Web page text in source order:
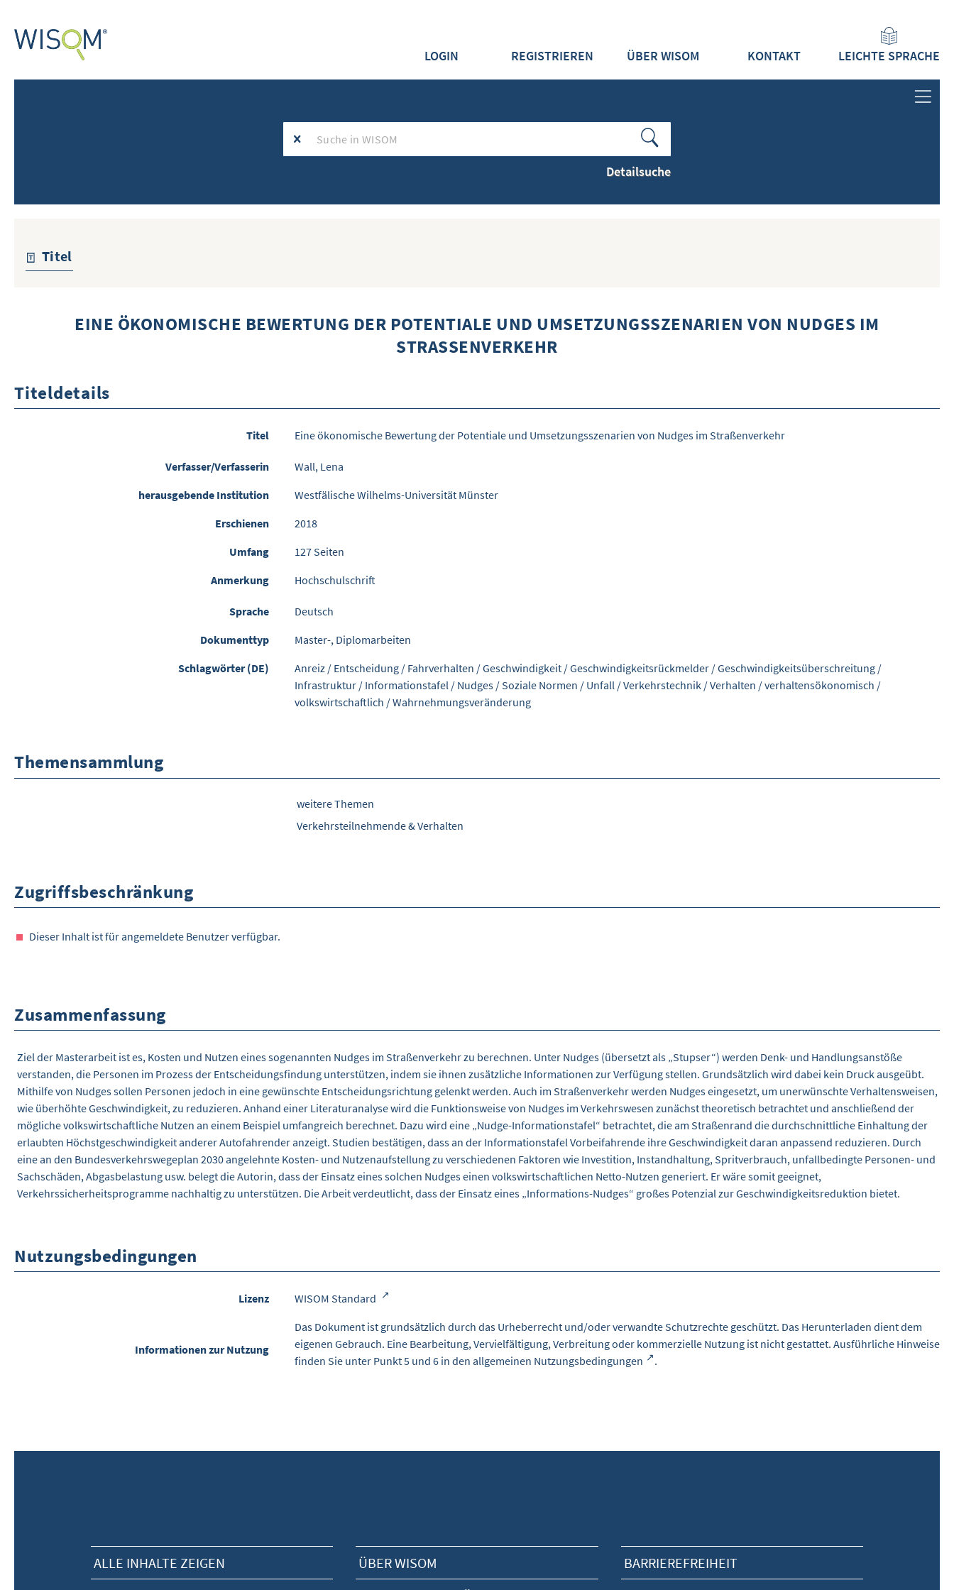
DETAILSUCHE
LOGIN REGISTRIEREN ÜBER WISOM KONTAKT LEICHTE SPRACHE
Detailsuche
Titel
EINE ÖKONOMISCHE BEWERTUNG DER POTENTIALE UND UMSETZUNGSSZENARIEN VON NUDGES IM
STRASSENVERKEHR
Titeldetails
Titel Eine ökonomische Bewertung der Potentiale und Umsetzungsszenarien von Nudges im Straßenverkehr
Verfasser/Verfasserin
Wall, Lena
herausgebende Institution
Westfälische Wilhelms-Universität Münster
Erschienen
2018
Umfang
127 Seiten
Anmerkung
Hochschulschrift
Sprache
Deutsch
Dokumenttyp
Master-, Diplomarbeiten
Schlagwörter (DE)
Anreiz / Entscheidung / Fahrverhalten /Geschwindigkeit /Geschwindigkeitsrückmelder /Geschwindigkeitsüberschreitung /
Infrastruktur / Informationstafel / Nudges / Soziale Normen / Unfall /Verkehrstechnik /Verhalten /verhaltensökonomisch /
volkswirtschaftlich /Wahrnehmungsveränderung
Themensammlung
weitere Themen
Verkehrsteilnehmende & Verhalten
Zugriffsbeschränkung
Dieser Inhalt ist für angemeldete Benutzer verfügbar.
Zusammenfassung
Ziel der Masterarbeit ist es, Kosten und Nutzen eines sogenannten Nudges im Straßenverkehr zu berechnen. Unter Nudges (übersetzt als „Stupser“) werden Denk- und Handlungsanstöße
verstanden, die Personen im Prozess der Entscheidungsfindung unterstützen, indem sie ihnen zusätzliche Informationen zur Verfügung stellen. Grundsätzlich wird dabei kein Druck ausgeübt.
Mithilfe von Nudges sollen Personen jedoch in eine gewünschte Entscheidungsrichtung gelenkt werden. Auch im Straßenverkehr werden Nudges eingesetzt, um unerwünschte Verhaltensweisen,
wie überhöhte Geschwindigkeit, zu reduzieren. Anhand einer Literaturanalyse wird die Funktionsweise von Nudges im Verkehrswesen zunächst theoretisch betrachtet und anschließend der
mögliche volkswirtschaftliche Nutzen an einem Beispiel umfangreich berechnet. Dazu wird eine „Nudge-Informationstafel“ betrachtet, die am Straßenrand die durchschnittliche Einhaltung der
erlaubten Höchstgeschwindigkeit anderer Autofahrender anzeigt. Studien bestätigen, dass an der Informationstafel Vorbeifahrende ihre Geschwindigkeit daran anpassend reduzieren. Durch
eine an den Bundesverkehrswegeplan 2030 angelehnte Kosten- und Nutzenaufstellung zu verschiedenen Faktoren wie Investition, Instandhaltung, Spritverbrauch, unfallbedingte Personen- und
Sachschäden, Abgasbelastung usw. belegt die Autorin, dass der Einsatz eines solchen Nudges einen volkswirtschaftlichen Netto-Nutzen generiert. Er wäre somit geeignet,
Verkehrssicherheitsprogramme nachhaltig zu unterstützen. Die Arbeit verdeutlicht, dass der Einsatz eines „Informations-Nudges“ großes Potenzial zur Geschwindigkeitsreduktion bietet.
Nutzungsbedingungen
Lizenz WISOM Standard
Informationen zur Nutzung
Das Dokument ist grundsätzlich durch das Urheberrecht und/oder verwandte Schutzrechte geschützt. Das Herunterladen dient dem
eigenen Gebrauch. Eine Bearbeitung, Vervielfältigung, Verbreitung oder kommerzielle Nutzung ist nicht gestattet. Ausführliche Hinweise
finden Sie unter Punkt 5 und 6 in den allgemeinen Nutzungsbedingungen .
ALLE INHALTE ZEIGEN
ÜBER WISOM
BARRIEREFREIHEIT